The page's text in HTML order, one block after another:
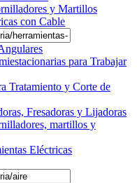
y Martillos
con Cable
para Trabajar
Tratamiento y Corte de
Fresadoras y Lijadoras
martillos y
Eléctricas